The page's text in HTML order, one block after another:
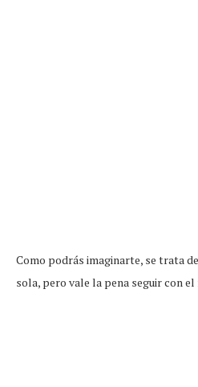
Como podrás imaginarte, se trata
sola, pero vale la pena seguir con